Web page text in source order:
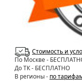
Стоимость и
По Москве-
До ТК - БЕСПЛАТНО
В регионы - по